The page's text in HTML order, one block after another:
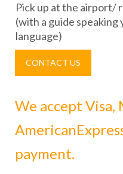
Pick up at the airport/
(with a guide speaking
language)
CONTACT US
We accept Visa,
payment.